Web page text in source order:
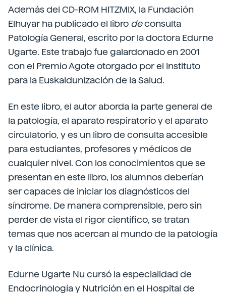
Además del CD-ROM HITZMIX, la Fundación
Elhuyar ha publicado el libro deconsulta
Patología General, escrito por la doctora Edurne
Ugarte. Este trabajo fue galardonado en 2001
con el Premio Agote otorgado por el Instituto
para la Euskaldunización de la Salud.
En este libro, el autor aborda la parte general de
la patología, el aparato respiratorio y el aparato
circulatorio, y es un libro de consulta accesible
para estudiantes, profesores y médicos de
cualquier nivel. Con los conocimientos que se
presentan en este libro, los alumnos deberían
ser capaces de iniciar los diagnósticos del
síndrome. De manera comprensible, pero sin
perder de vista el rigor científico, se tratan
temas que nos acercan al mundo de la patología
y la clínica.
Edurne Ugarte Nu cursó la especialidad de
Endocrinología y Nutrición en el Hospital de